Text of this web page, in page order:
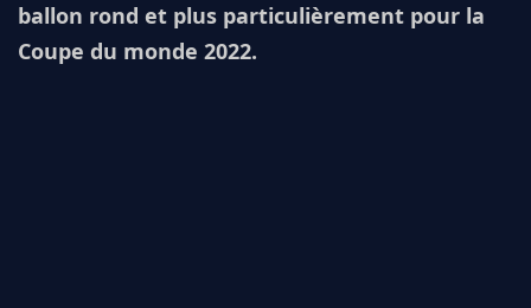
ballon rond et plus particulièrement pour la
Coupe du monde 2022.